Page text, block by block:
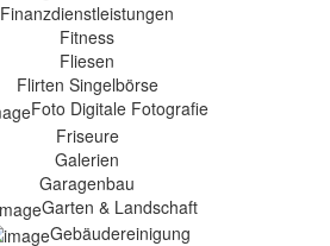
Finanzdienstleistungen
Fitness
Fliesen
Flirten Singelbörse
Foto Digitale Fotografie
Friseure
Galerien
Garagenbau
Garten & Landschaft
Gebäudereinigung